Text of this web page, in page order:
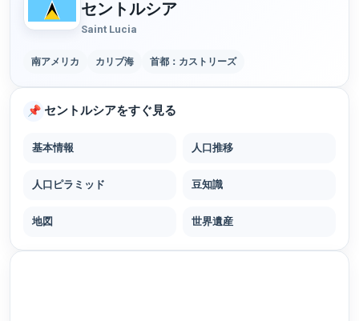
セントルシア
Saint Lucia
南アメリカ カリブ海 首都：カストリーズ
📌 セントルシアをすぐ見る
基本情報 人口推移
人口ピラミッド 豆知識
地図 世界遺産